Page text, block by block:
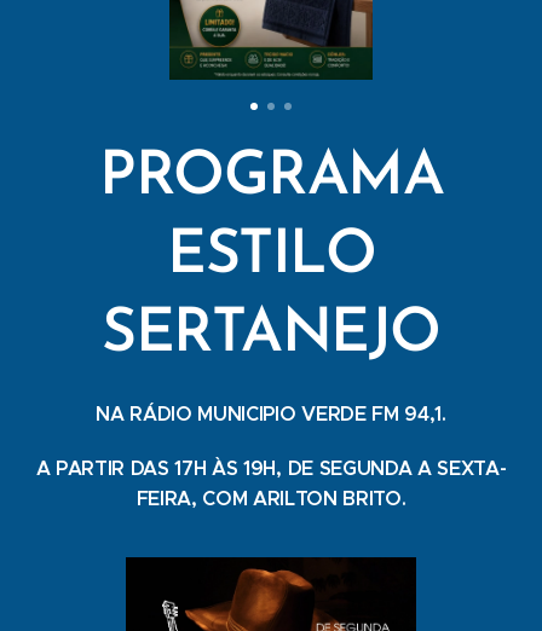
PROGRAMA
ESTILO
SERTANEJO
NA RÁDIO MUNICIPIO VERDE FM 94,1.
A PARTIR DAS 17H ÀS 19H, DE SEGUNDA A SEXTA-
FEIRA, COM ARILTON BRITO.